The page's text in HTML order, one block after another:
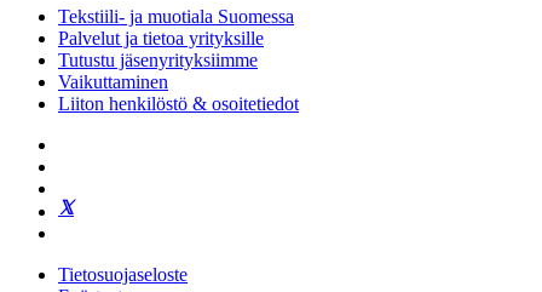
Tekstiili- ja muotiala Suomessa
Palvelut ja tietoa yrityksille
Tutustu jäsenyrityksiimme
Vaikuttaminen
Liiton henkilöstö & osoitetiedot
Tietosuojaseloste